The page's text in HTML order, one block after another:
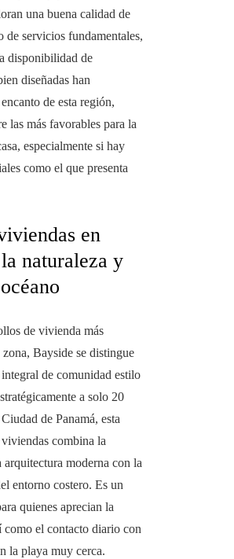
una buena calidad de
de servicios fundamentales,
disponibilidad de
diseñadas han
de esta región,
las más favorables para la
especialmente si hay
como el que presenta
en
naturaleza y
de vivienda más
zona, Bayside se distingue
de comunidad estilo
a solo 20
de Panamá, esta
combina la
moderna con la
entorno costero. Es un
quienes aprecian la
como el contacto diario con
la playa muy cerca.